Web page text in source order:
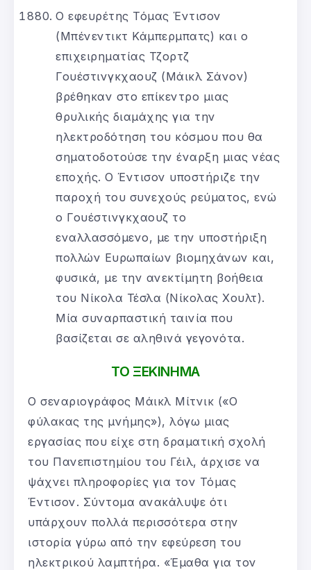
Ο εφευρέτης Τόμας Έντισον
(Μπένεντικτ Κάμπερμπατς) και ο
επιχειρηματίας Τζορτζ
Γουέστινγκχαουζ (Μάικλ Σάνον)
βρέθηκαν στο επίκεντρο μιας
θρυλικής διαμάχης για την
ηλεκτροδότηση του κόσμου που θα
σηματοδοτούσε την έναρξη μιας νέας
εποχής. Ο Έντισον υποστήριζε την
παροχή του συνεχούς ρεύματος, ενώ
ο Γουέστινγκχαουζ το
εναλλασσόμενο, με την υποστήριξη
πολλών Ευρωπαίων βιομηχάνων και,
φυσικά, με την ανεκτίμητη βοήθεια
του Νίκολα Τέσλα (Νίκολας Χουλτ).
Μία συναρπαστική ταινία που
βασίζεται σε αληθινά γεγονότα.
ΤΟ ΞΕΚΙΝΗΜΑ
Ο σεναριογράφος Μάικλ Μίτνικ («Ο
φύλακας της μνήμης»), λόγω μιας
εργασίας που είχε στη δραματική σχολή
του Πανεπιστημίου του Γέιλ, άρχισε να
ψάχνει πληροφορίες για τον Τόμας
Έντισον. Σύντομα ανακάλυψε ότι
υπάρχουν πολλά περισσότερα στην
ιστορία γύρω από την εφεύρεση του
ηλεκτρικού λαμπτήρα. «Έμαθα για τον